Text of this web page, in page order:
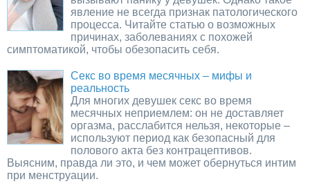
явление не всегда признак патологического
процесса. Читайте статью о возможных
причинах, заболеваниях с похожей
симптоматикой, чтобы обезопасить себя.
Секс во время месячных – мифы и
реальность
Для многих девушек секс во время
месячных неприемлем: он не доставляет
оргазма, расслабится нельзя, некоторые –
используют период как безопасный для
полового акта без контрацептивов.
Выясним, правда ли это, и чем может обернуться интим
при менструации.